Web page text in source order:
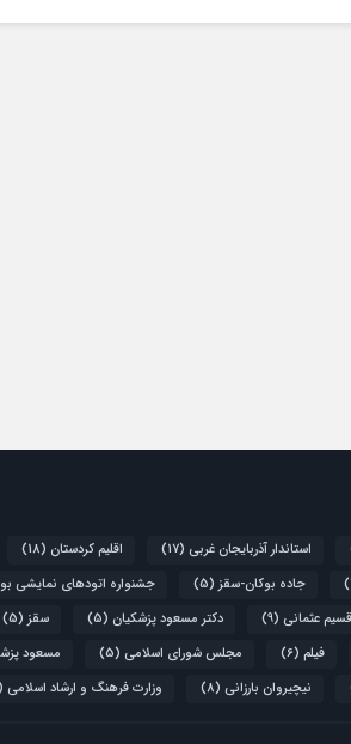
استاندار آذربایجان غربی (17) اقلیم کردستان (18)
جاده بوکان-سقز (5) جشنواره اتودهای نمایشی
عثمانی (9) دکتر مسعود پزشکیان (5) سقز (5)
فیلم (6) مجلس شورای اسلامی (5) مسعود
نیچیروان بارزانی (8) وزارت فرهنگ و ارشاد اسلامی